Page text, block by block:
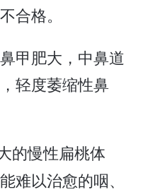
合格。
甲肥大，中鼻道
轻度萎缩性鼻
的慢性扁桃体
难以治愈的咽、